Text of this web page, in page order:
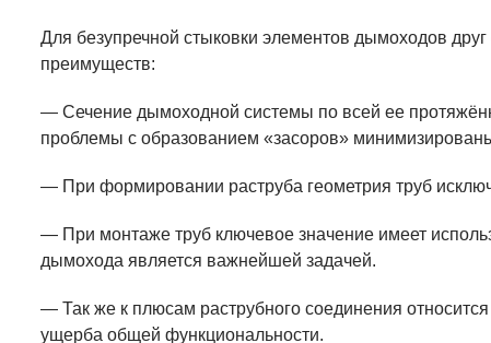
Для безупречной стыковки элементов дымоходов
преимуществ:
— Сечение дымоходной системы по всей ее
проблемы с образованием «засоров»
— При формировании раструба геометрия труб
— При монтаже труб ключевое значение имеет
дымохода является важнейшей задачей.
— Так же к плюсам раструбного соединения
ущерба общей функциональности.